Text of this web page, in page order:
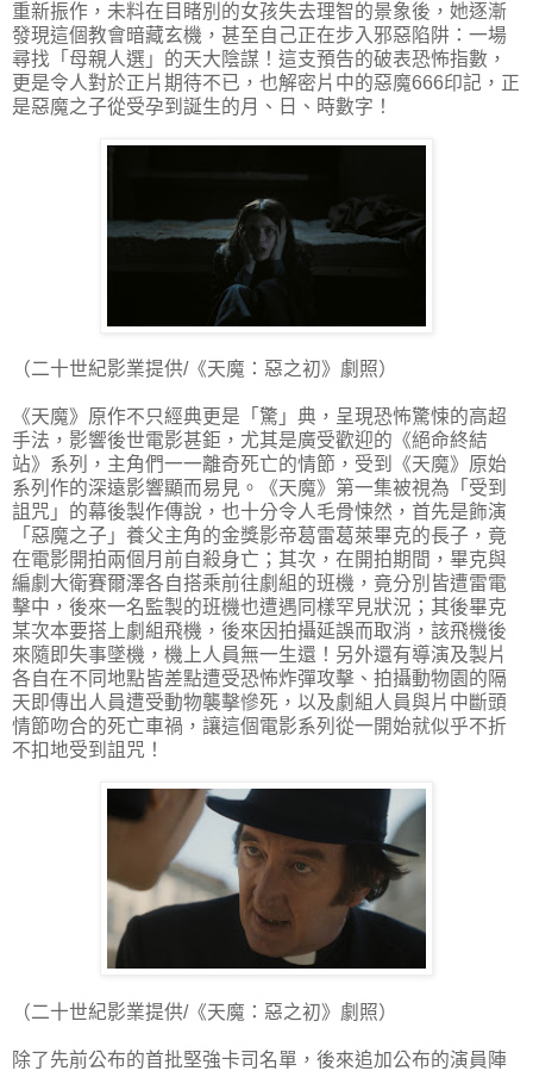
重新振作，未料在目睹別的女孩失去理智的景象後，她逐漸
發現這個教會暗藏玄機，甚至自己正在步入邪惡陷阱：一場
尋找「母親人選」的天大陰謀！這支預告的破表恐怖指數，
更是令人對於正片期待不已，也解密片中的惡魔666印記，正
是惡魔之子從受孕到誕生的月、日、時數字！
（二十世紀影業提供/《天魔：惡之初》劇照）
《天魔》原作不只經典更是「驚」典，呈現恐怖驚悚的高超
手法，影響後世電影甚鉅，尤其是廣受歡迎的《絕命終結
站》系列，主角們一一離奇死亡的情節，受到《天魔》原始
系列作的深遠影響顯而易見。《天魔》第一集被視為「受到
詛咒」的幕後製作傳說，也十分令人毛骨悚然，首先是飾演
「惡魔之子」養父主角的金獎影帝葛雷葛萊畢克的長子，竟
在電影開拍兩個月前自殺身亡；其次，在開拍期間，畢克與
編劇大衛賽爾澤各自搭乘前往劇組的班機，竟分別皆遭雷電
擊中，後來一名監製的班機也遭遇同樣罕見狀況；其後畢克
某次本要搭上劇組飛機，後來因拍攝延誤而取消，該飛機後
來隨即失事墜機，機上人員無一生還！另外還有導演及製片
各自在不同地點皆差點遭受恐怖炸彈攻擊、拍攝動物園的隔
天即傳出人員遭受動物襲擊慘死，以及劇組人員與片中斷頭
情節吻合的死亡車禍，讓這個電影系列從一開始就似乎不折
不扣地受到詛咒！
（二十世紀影業提供/《天魔：惡之初》劇照）
除了先前公布的首批堅強卡司名單，後來追加公布的演員陣